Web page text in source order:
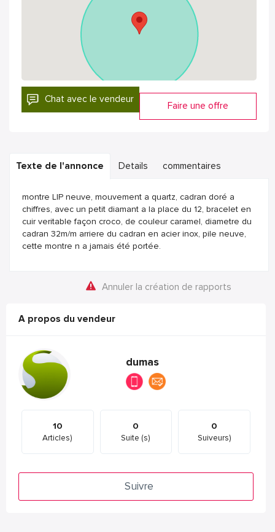
Chat avec le vendeur
Faire une offre
Texte de l'annonce Details commentaires
montre LIP neuve, mouvement a quartz, cadran doré a
chiffres, avec un petit diamant a la place du 12, bracelet en
cuir veritable façon croco, de couleur caramel, diametre du
cadran 32m/m arriere du cadran en acier inox, pile neuve,
cette montre n a jamais été portée.
Annuler la création de rapports
A propos du vendeur
dumas
10
Articles)
0
Suite (s)
0
Suiveurs)
Suivre